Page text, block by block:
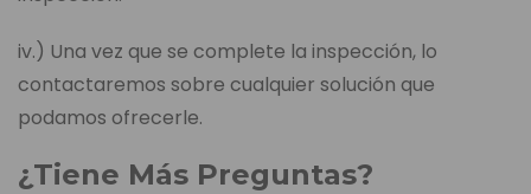
iv.) Una vez que se complete la inspección, lo
contactaremos sobre cualquier solución que
podamos ofrecerle.
¿Tiene Más Preguntas?